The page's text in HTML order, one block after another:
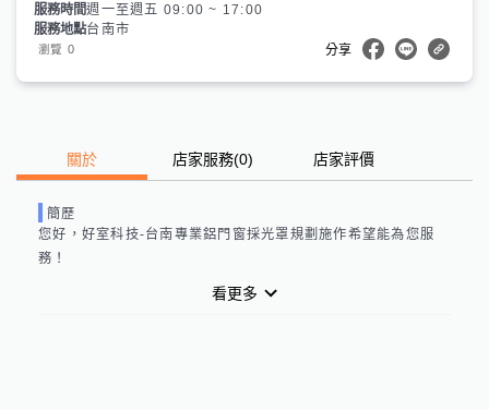
服務時間週一至週五 09:00 ~ 17:00
服務地點台南市
瀏覽 0 分享
關於 店家服務(0) 店家評價
簡歷
您好， 好室科技-台南專業鋁門窗採光罩規劃施作希望能為您服
務！
看更多